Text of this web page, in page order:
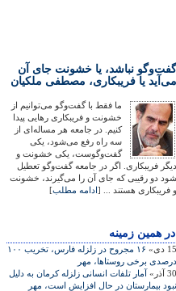
گفت‌وگو نباشد، یا خشونت جای آن
می‌آید یا فریبکاری، مصطفی ملکیان
ما فقط با گفت‌وگو می‌توانیم از
خشونت و فریبکاری رهایی پیدا
کنیم. در جامعه هر مساله‌ای از
سه راه رفع می‌شود، یکی
گفت‌وگوست، یکی خشونت و
دیگر فریبکاری. اگر در جامعه گفت‌وگو تعطیل
شود دو رقیبی که جای آن را می‌گیرند، خشونت
و فریبکاری هستند ... [ادامه مطلب]
در همين زمينه
15 دی»
۱۶ مجروح در زلزله فارس، تخريب ۱۰۰
درصدی برخی روستاها، مهر
30 آذر»
آمار تلفات انسانی زلزله کرمان به دليل
نبود بيمارستان در حال افزايش است، مهر